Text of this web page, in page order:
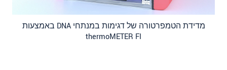
מדידת הטמפרטורה של דגימות במנתחי DNA באמצעות
thermoMETER FI